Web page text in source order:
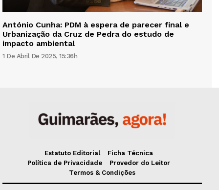
António Cunha: PDM à espera de parecer final e
Urbanização da Cruz de Pedra do estudo de
impacto ambiental
1 De Abril De 2025, 15:36h
Estatuto Editorial
Ficha Técnica
Política de Privacidade
Provedor do Leitor
Termos & Condições